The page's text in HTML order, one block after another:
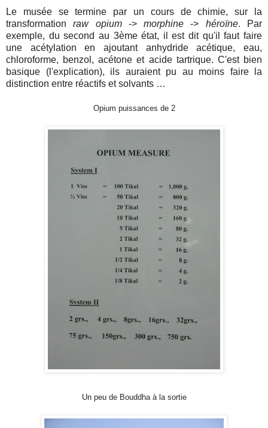
Le musée se termine par un cours de chimie, sur la
transformationraw opium->morphine -> héroïne. Par
exemple, du second au 3ème état, il est dit qu'il faut faire
une acétylation en ajoutant anhydride acétique, eau,
chloroforme, benzol, acétone et acide tartrique. C'est bien
basique (l'explication), ils auraient pu au moins faire la
distinction entre réactifs et solvants …
Opium puissances de 2
Un peu de Bouddha à la sortie